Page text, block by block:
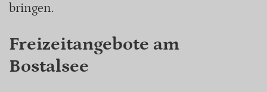
bringen.
Freizeitangebote am
Bostalsee